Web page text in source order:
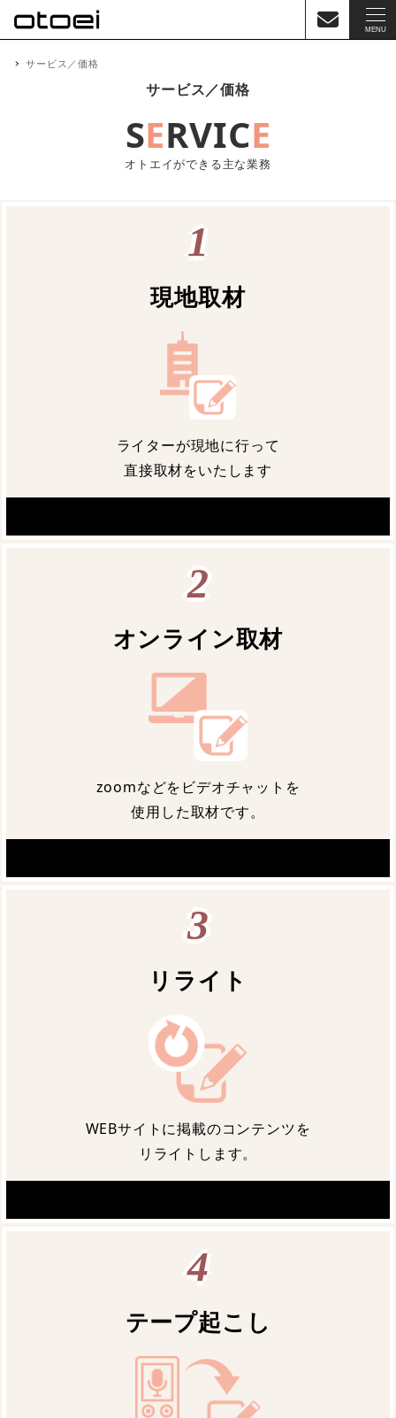
MENU
サービス／価格
サービス／価格
SERVICE
オトエイができる主な業務
1
現地取材
ライターが現地に行って
直接取材をいたします
2
オンライン取材
zoomなどをビデオチャットを
使用した取材です。
3
リライト
WEBサイトに掲載のコンテンツを
リライトします。
4
テープ起こし